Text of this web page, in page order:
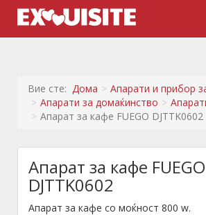
Вие сте: Дома
Апарати и прибор
Апарати за домаќинство
Апарат за кафе FUEGO DJTTK0602
Апарат за кафе FUEGO
DJTTK0602
Апарат за кафе со моќност 800 w.